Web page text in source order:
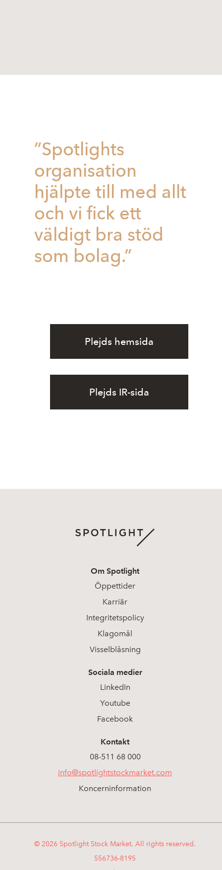
”Spotlights
organisation
hjälpte till med allt
och vi fick ett
väldigt bra stöd
som bolag.”
Plejds hemsida
Plejds IR-sida
Om Spotlight
Öppettider
Karriär
Integritetspolicy
Klagomål
Visselblåsning
Sociala medier
LinkedIn
Youtube
Facebook
Kontakt
08-511 68 000
info@spotlightstockmarket.com
Koncerninformation
© 2026 Spotlight Stock Market. All rights reserved.
556736-8195